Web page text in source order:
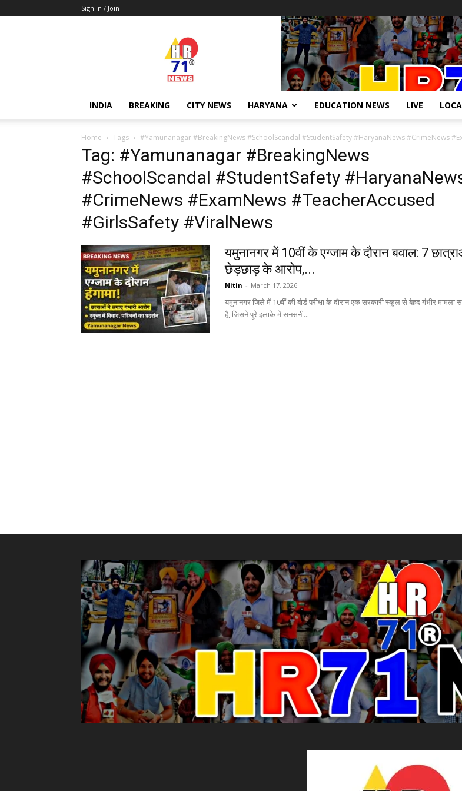
Sign in / Join
Hr71news
INDIA BREAKING CITY NEWS HARYANA EDUCATION NEWS LIVE
Home Tags #Yamunanagar #BreakingNews #SchoolScandal #StudentSafety #HaryanaNews #CrimeNews
Tag: #Yamunanagar #BreakingNews
#SchoolScandal #StudentSafety
#CrimeNews #ExamNews #TeacherAccused
#GirlsSafety #ViralNews
यमुनानगर में 10वीं के एग्जाम के दौरान बवाल: 7
छेड़छाड़ के आरोप,...
Nitin - March 17, 2026
यमुनानगर जिले में 10वीं की बोर्ड परीक्षा के दौरान एक सरकारी स्कूल से बेहद गंभीर मामला
है, जिसने पूरे इलाके में सनसनी...